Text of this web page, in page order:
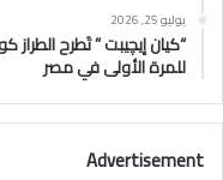
يوليو 25, 2026
للمرة الأولى في مصر
Advertisement